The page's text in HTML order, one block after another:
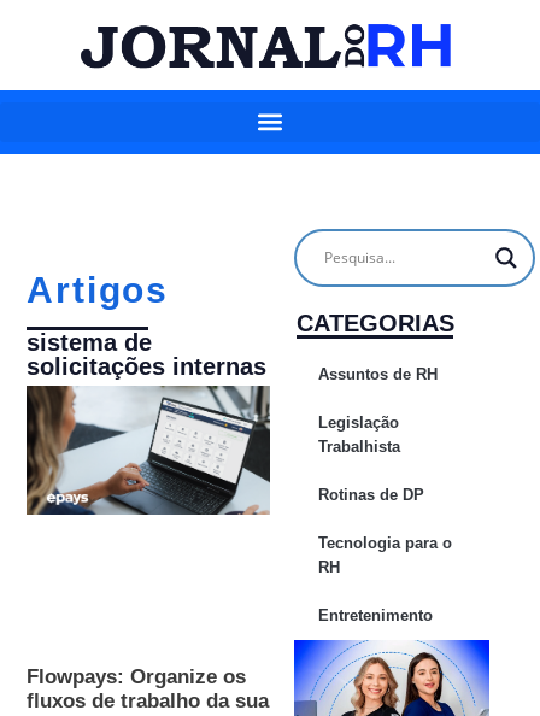
Artigos
sistema de
solicitações internas
Flowpays: Organize os
fluxos de trabalho da sua
CATEGORIAS
Assuntos de RH
Legislação
Trabalhista
Rotinas de DP
Tecnologia para o
RH
Entretenimento